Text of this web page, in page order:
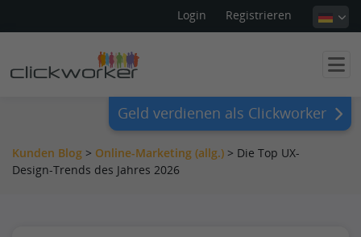
Login Registrieren
Geld verdienen als Clickworker
Kunden Blog > Online-Marketing (allg.) > Die Top UX-
Design-Trends des Jahres 2026